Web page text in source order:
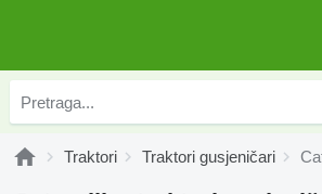
Traktori Traktori gusjeničari